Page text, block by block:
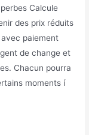
Calcule
des prix réduits
paiement
de change et
Chacun pourra
moments í